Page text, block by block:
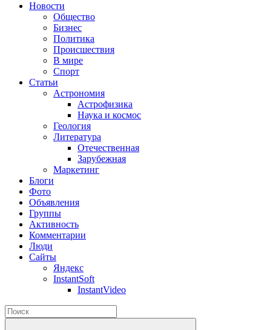
Новости
Общество
Бизнес
Политика
Происшествия
В мире
Спорт
Статьи
Астрономия
Астрофизика
Наука и космос
Геология
Литература
Отечественная
Зарубежная
Маркетинг
Блоги
Фото
Объявления
Группы
Активность
Комментарии
Люди
Сайты
Яндекс
InstantSoft
InstantVideo